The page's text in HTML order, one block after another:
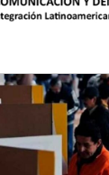
viga en los